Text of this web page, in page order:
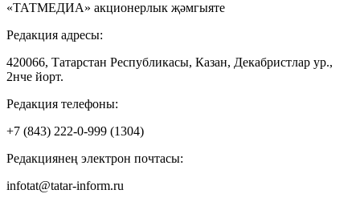
«ТАТМЕДИА» акционерлык җәмгыяте
Редакция адресы:
420066, Татарстан Республикасы, Казан, Декабристлар ур.,
2нче йорт.
Редакция телефоны:
+7 (843) 222-0-999 (1304)
Редакциянең электрон почтасы:
infotat@tatar-inform.ru